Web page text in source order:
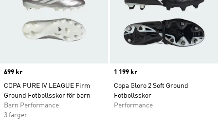
Price
699 kr
COPA PURE IV LEAGUE Firm
Ground Fotbollsskor för barn
Barn Performance
3 färger
Price
1 199 kr
Copa Gloro 2 Soft Ground
Fotbollsskor
Performance